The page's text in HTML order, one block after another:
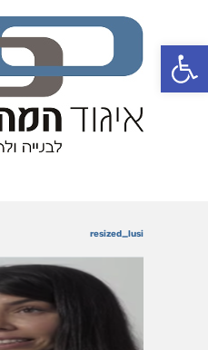
פתח סרגל נגישות
resized_lusi